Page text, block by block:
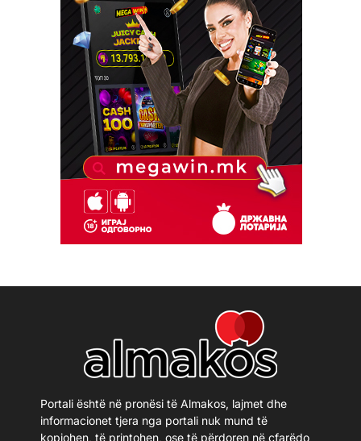
Portali është në pronësi të Almakos, lajmet dhe
informacionet tjera nga portali nuk mund të
kopjohen, të printohen, ose të përdoren në çfarëdo